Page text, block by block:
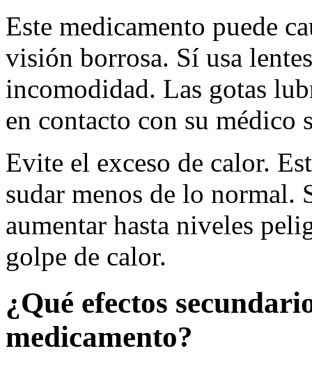
Este medicamento puede
visión borrosa. Sí usa
incomodidad. Las gotas
en contacto con su médico
Evite el exceso de calor.
sudar menos de lo normal.
aumentar hasta niveles
golpe de calor.
¿Qué efectos
medicamento?